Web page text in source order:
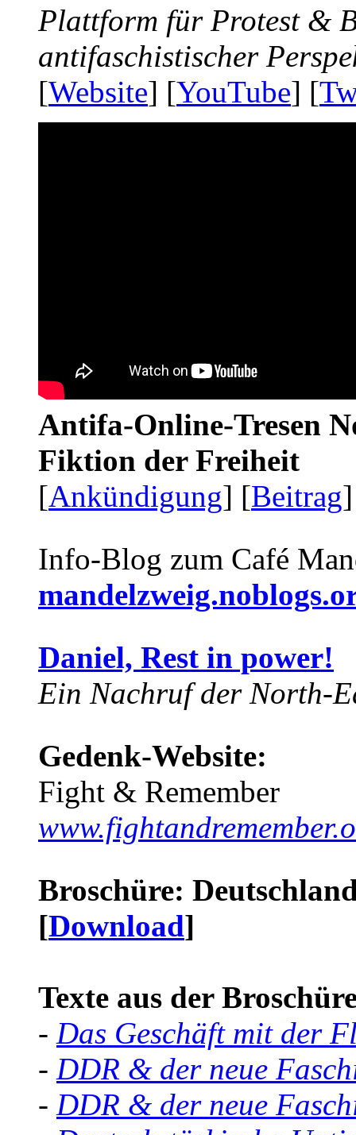
Plattform für Protest &
antifaschistischer
[Website] [YouTube] [
Antifa-Online-Tresen
Fiktion der Freiheit
[Ankündigung] [Beitrag
Info-Blog zum Café
Daniel, Rest in power!
Ein Nachruf der North-
Gedenk-Website:
Fight & Remember
Broschüre:
[Download]
Texte aus der
- Das Geschäft mit der
- DDR & der neue
- DDR & der neue